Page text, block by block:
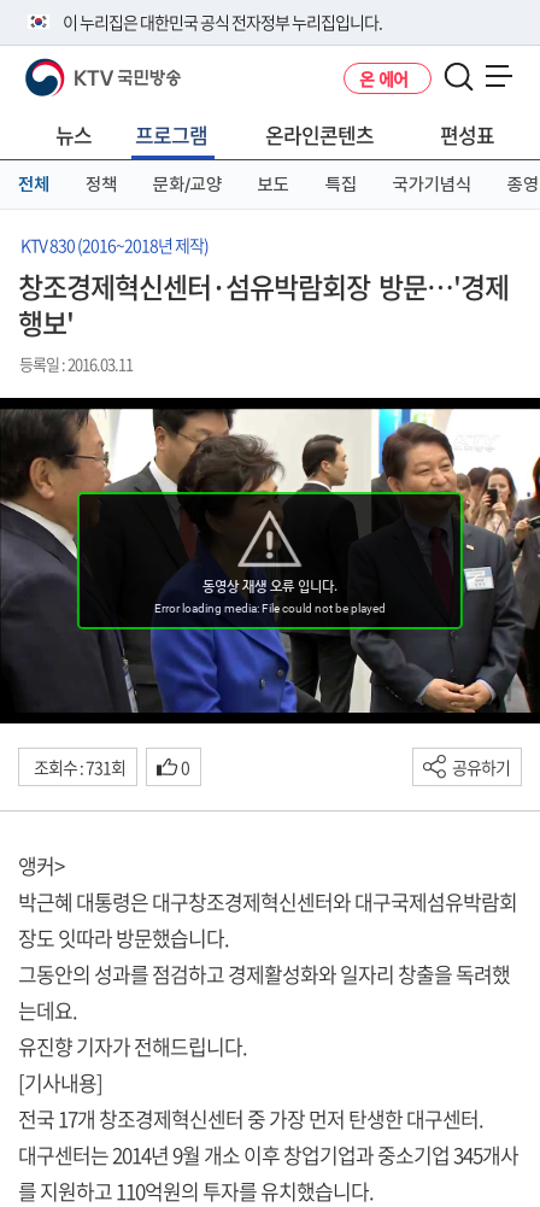
이 누리집은 대한민국 공식 전자정부 누리집입니다.
공식 누리집 주소 확인하기
니다.
이밖에 or.kr 또는 .kr등 다른 도메인 주소를 사용하고 있다면 아래 URL에
서 도메인 주소를 확인해 보세요
KTV 국민방송 온 에어
뉴스 프로그램 온라인콘텐츠 편성표
전체 정책 문화/교양 보도 특집 국가기념식 종영
KTV 830 (2016~2018년 제작)
창조경제혁신센터·섬유박람회장 방문…'경제
행보'
등록일 : 2016.03.11
조회수 : 731회 0 공유하기
앵커>
박근혜 대통령은 대구창조경제혁신센터와 대구국제섬유박람회
장도 잇따라 방문했습니다.
그동안의 성과를 점검하고 경제활성화와 일자리 창출을 독려했
는데요.
유진향 기자가 전해드립니다.
[기사내용]
전국 17개 창조경제혁신센터 중 가장 먼저 탄생한 대구센터.
대구센터는 2014년 9월 개소 이후 창업기업과 중소기업 345개사
를 지원하고 110억원의 투자를 유치했습니다.